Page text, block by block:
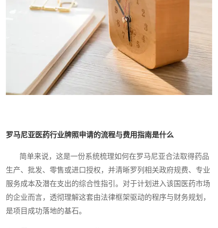
罗马尼亚医药行业牌照申请的流程与费用指南是什么
简单来说，这是一份系统梳理如何在罗马尼亚合法取得药品
生产、批发、零售或进口授权，并清晰罗列相关政府规费、专业
服务成本及潜在支出的综合性指引。对于计划进入该国医药市场
的企业而言，透彻理解这套由法律框架驱动的程序与财务规划，
是项目成功落地的基石。